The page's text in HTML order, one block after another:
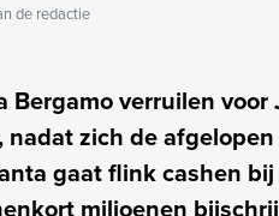
de redactie
verruilen voor
zich de
gaat flink cashen
miljoenen